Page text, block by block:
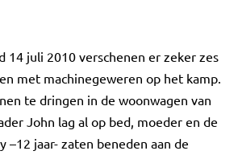
14 juli 2010 verschenen er zeker zes
met machinegeweren op het kamp.
te dringen in de woonwagen van
John lag al op bed, moeder en de
–12 jaar- zaten beneden aan de